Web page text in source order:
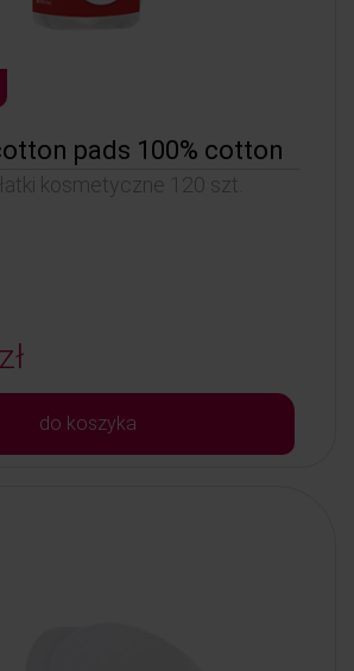
pads 100% cotton
kosmetyczne 120 szt.
do koszyka